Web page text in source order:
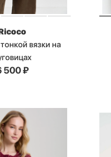
вязки на
500₽